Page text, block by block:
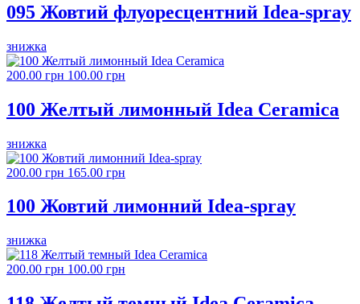
095 Жовтий флуоресцентний Idea-spray
знижка
200.00 грн 100.00 грн
100 Желтый лимонный Idea Ceramica
знижка
200.00 грн 165.00 грн
100 Жовтий лимонний Idea-spray
знижка
200.00 грн 100.00 грн